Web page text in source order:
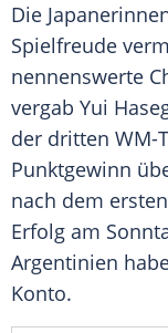
Die
Spielfreude
nennenswerte
vergab Yui
der dritten WM-
Punktgewinn
nach dem
Erfolg am
Argentinien
Konto.